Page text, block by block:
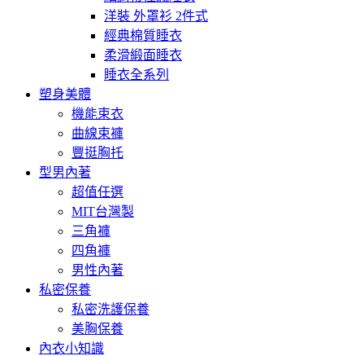
洋裝 外罩衫 2件式
經典棉質睡衣
柔滑緞面睡衣
睡衣全系列
塑身美體
機能束衣
曲線束褲
豐挺胸托
型男內著
超值任選
MIT台灣製
三角褲
四角褲
男性內著
私密保養
私密洗護保養
美胸保養
內衣小知識